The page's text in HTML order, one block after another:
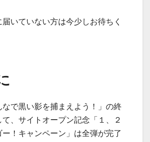
届いていない方は今少しお待ちく
で黒い影を捕まえよう！」の終
、サイトオープン記念「１、２
！キャンペーン」は全弾が完了